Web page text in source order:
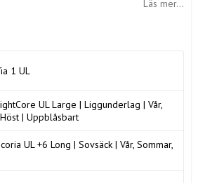
Läs mer...
1 UL
UL Large | Liggunderlag | Vår,
| Uppblåsbart
UL +6 Long | Sovsäck | Vår, Sommar,